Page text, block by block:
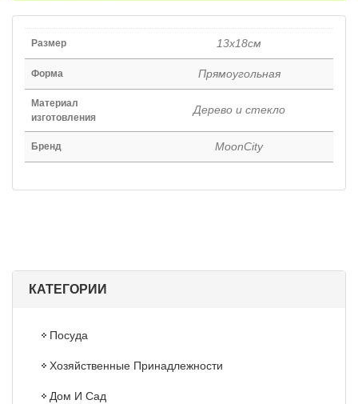
КАТЕГОРИИ
Посуда
Хозяйственные Принадлежности
Дом И Сад
Размер 13х18см
Форма Прямоугольная
Материал
изготовления
Дерево и стекло
Бренд MoonCity